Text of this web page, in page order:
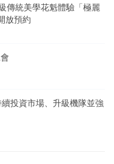
傳統美學花魁體驗「極麗
放預約
投資市場、升級機隊並強